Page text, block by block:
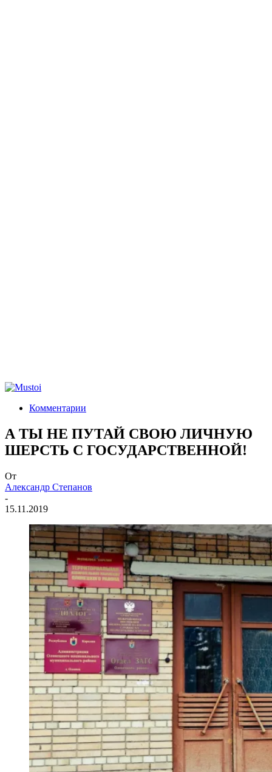
Комментарии
А ТЫ НЕ ПУТАЙ СВОЮ ЛИЧНУЮ
ШЕРСТЬ С ГОСУДАРСТВЕННОЙ!
От
Александр Степанов
-
15.11.2019